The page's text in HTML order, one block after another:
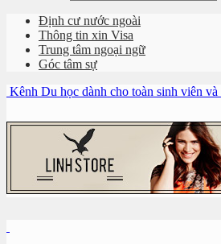
Định cư nước ngoài
Thông tin xin Visa
Trung tâm ngoại ngữ
Góc tâm sự
Kênh Du học dành cho toàn sinh viên